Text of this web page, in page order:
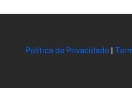
Política de Privacidade|